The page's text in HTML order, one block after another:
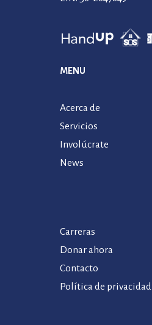
MENU
Acerca de
Servicios
Involúcrate
News
Carreras
Donar ahora
Contacto
Política de privacidad